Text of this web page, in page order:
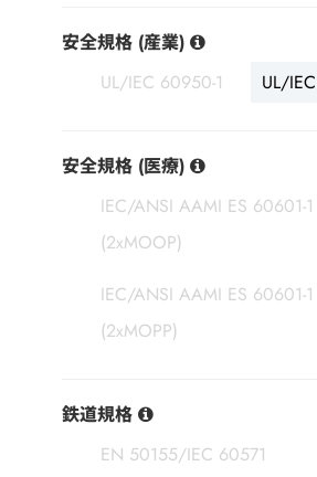
安全規格 (産業)
UL/IEC 60950-1
UL/
安全規格 (医療)
IEC/ANSI AAMI ES 60601-
(2xMOOP)
IEC/ANSI AAMI ES 60601-
(2xMOPP)
鉄道規格
EN 50155/IEC 60571